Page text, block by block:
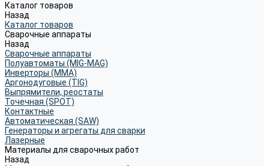
Каталог товаров
Назад
Каталог товаров
Сварочные аппараты
Назад
Сварочные аппараты
Полуавтоматы (MIG-MAG)
Инверторы (MMA)
Аргонодуговые (TIG)
Выпрямители, реостаты
Точечная (SPOT)
Контактные
Автоматическая (SAW)
Генераторы и агрегаты для сварки
Лазерные
Материалы для сварочных работ
Назад